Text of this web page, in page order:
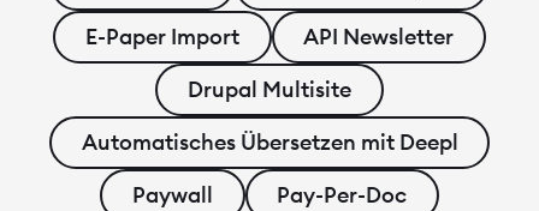
Projekte
Lösungen
Leistungen
E-Paper Import
API Newsletter
Drupal Multisite
Automatisches Übersetzen mit Deepl
Paywall
Pay-Per-Doc